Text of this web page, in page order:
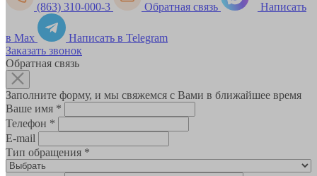
(863) 310-000-3 Обратная связь Написать
в Max
Написать в Telegram
Заказать звонок
Обратная связь
Заполните форму, и мы свяжемся с Вами в ближайшее время
Ваше имя *
Телефон *
E-mail
Тип обращения *